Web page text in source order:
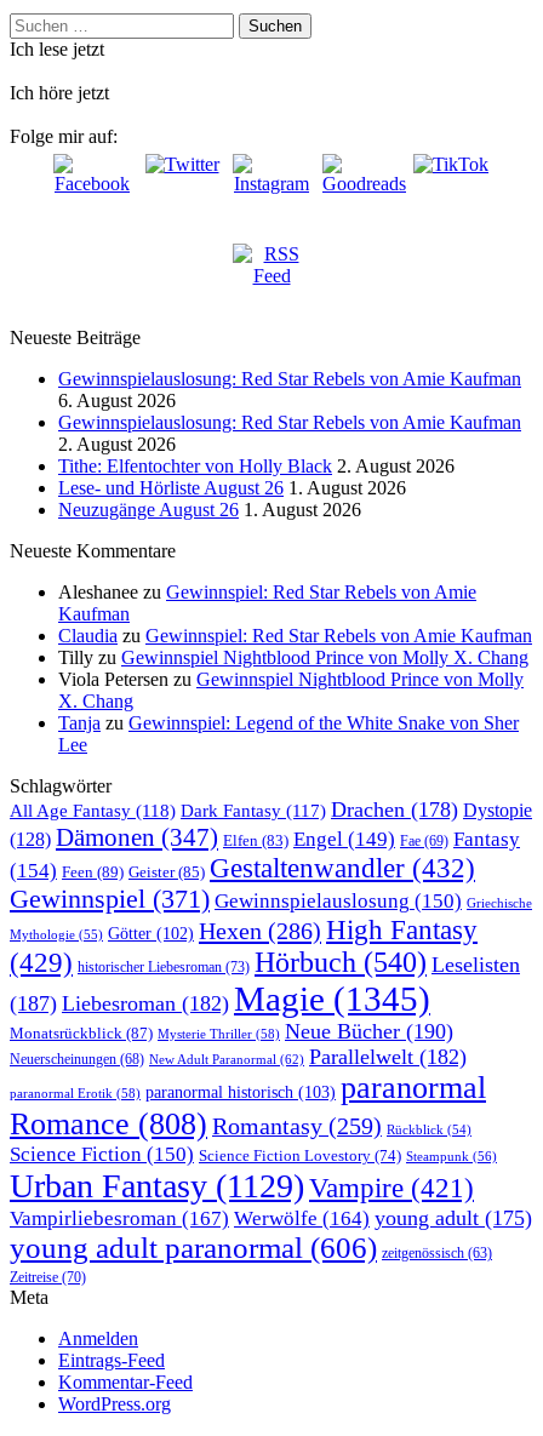
Suchen
nach:
Ich lese jetzt
Ich höre jetzt
Folge mir auf:
Neueste Beiträge
Gewinnspielauslosung: Red Star Rebels von Amie Kaufman
6. August 2026
Gewinnspielauslosung: Red Star Rebels von Amie Kaufman
2. August 2026
Tithe: Elfentochter von Holly Black 2. August 2026
Lese- und Hörliste August 26 1. August 2026
Neuzugänge August 26 1. August 2026
Neueste Kommentare
Aleshanee zu Gewinnspiel: Red Star Rebels von Amie
Kaufman
Claudia zu Gewinnspiel: Red Star Rebels von Amie Kaufman
Tilly zu Gewinnspiel Nightblood Prince von Molly X. Chang
Viola Petersen zu Gewinnspiel Nightblood Prince von Molly
X. Chang
Tanja zu Gewinnspiel: Legend of the White Snake von Sher
Lee
Schlagwörter
All Age Fantasy (118) Dark Fantasy (117) Drachen (178) Dystopie
(128) Dämonen (347) Elfen (83) Engel (149) Fae (69) Fantasy
(154) Feen (89) Geister(85) Gestaltenwandler (432)
Gewinnspiel (371) Gewinnspielauslosung (150) Griechische
Mythologie (55) Götter (102) Hexen (286) High Fantasy
(429) historischer Liebesroman (73) Hörbuch (540) Leselisten
(187) Liebesroman (182) Magie (1345)
Monatsrückblick (87) Mysterie Thriller (58) Neue Bücher (190)
Neuerscheinungen (68) New Adult Paranormal (62) Parallelwelt (182)
paranormal Erotik (58) paranormal historisch (103) paranormal
Romance (808) Romantasy (259) Rückblick (54)
Science Fiction (150) Science Fiction Lovestory (74) Steampunk (56)
Urban Fantasy (1129) Vampire (421)
Vampirliebesroman (167) Werwölfe (164) young adult (175)
young adult paranormal (606) zeitgenössisch (63)
Zeitreise (70)
Meta
Anmelden
Eintrags-Feed
Kommentar-Feed
WordPress.org